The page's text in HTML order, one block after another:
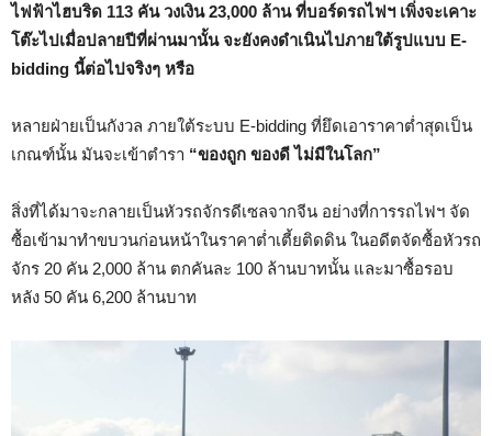
ไฟฟ้าไฮบริด 113 คัน วงเงิน 23,000 ล้าน ที่บอร์ดรถไฟฯ เพิ่งจะเคาะ
โต๊ะไปเมื่อปลายปีที่ผ่านมานั้น จะยังคงดำเนินไปภายใต้รูปแบบ E-
bidding นี้ต่อไปจริงๆ หรือ
หลายฝ่ายเป็นกังวล ภายใต้ระบบ E-bidding ที่ยึดเอาราคาต่ำสุดเป็น
เกณฑ์นั้น มันจะเข้าตำรา “ของถูก ของดี ไม่มีในโลก”
สิ่งที่ได้มาจะกลายเป็นหัวรถจักรดีเซลจากจีน อย่างที่การรถไฟฯ จัด
ซื้อเข้ามาทำขบวนก่อนหน้าในราคาต่ำเตี้ยติดดิน ในอดีตจัดซื้อหัวรถ
จักร 20 คัน 2,000 ล้าน ตกคันละ 100 ล้านบาทนั้น และมาซื้อรอบ
หลัง 50 คัน 6,200 ล้านบาท